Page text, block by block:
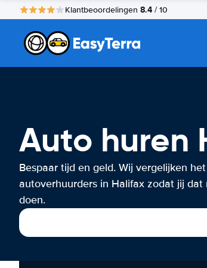
Klantbeoordelingen 8.4 / 10
Auto huren
Bespaar tijd en geld. Wij vergelijken
autoverhuurders in Halifax zodat jij
doen.